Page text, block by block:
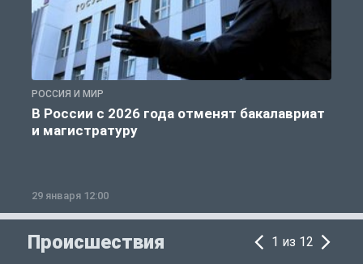
РОССИЯ И МИР
В России с 2026 года отменят бакалавриат
и магистратуру
29 января 12:00
Происшествия 1 из 12